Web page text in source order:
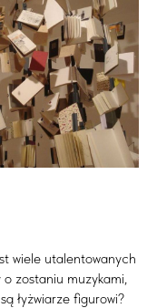
wiele utalentowanych
zostaniu muzykami,
łyżwiarze figurowi?